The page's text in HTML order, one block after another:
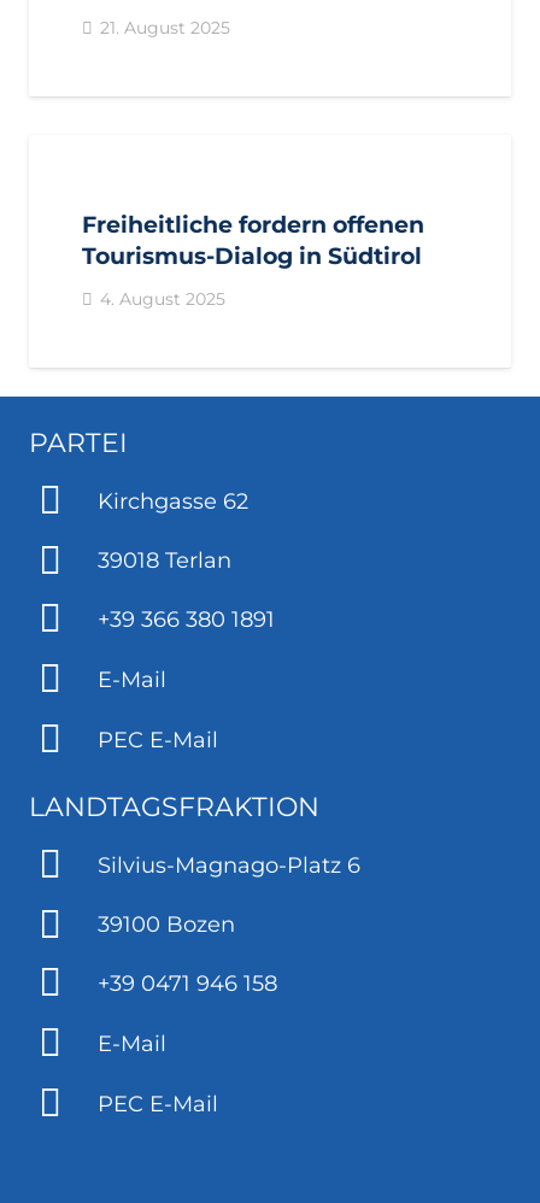
21. August 2025
Freiheitliche fordern offenen
Tourismus-Dialog in Südtirol
4. August 2025
PARTEI
Kirchgasse 62
39018 Terlan
+39 366 380 1891
E-Mail
PEC E-Mail
LANDTAGSFRAKTION
Silvius-Magnago-Platz 6
39100 Bozen
+39 0471 946 158
E-Mail
PEC E-Mail